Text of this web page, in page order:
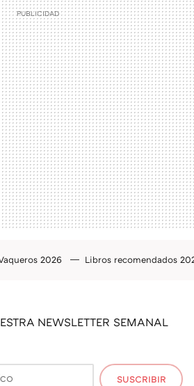
2026 Libros recomendados
NEWSLETTER SEMANAL
SUSCRIBIR